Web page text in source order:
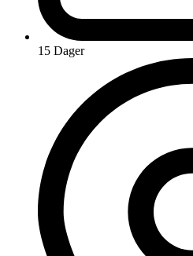
15 Dager